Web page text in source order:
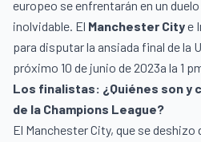
europeo se enfrentarán en un
inolvidable. El Manchester Citye
para disputar la ansiada final de la
próximo 10 de junio de 2023a la 1
Los finalistas: ¿Quiénes son y
de la Champions League?
El Manchester City, que se deshizo